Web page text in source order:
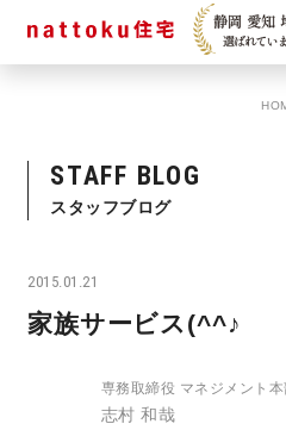
ショールーム
スタッフブログ
STAFF BLOG
スタッフブログ
2015.01.21
家族サービス(^^♪
専務取締役 マネジメント
志村 和哉